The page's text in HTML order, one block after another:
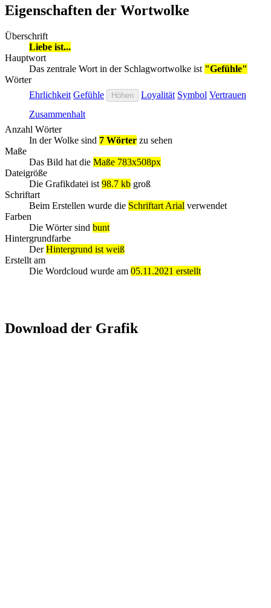
Eigenschaften der Wortwolke
Überschrift
Liebe ist...
Hauptwort
Das zentrale Wort in der Schlagwortwolke ist "Gefühle"
Wörter
Ehrlichkeit Gefühle Höhen Loyalität Symbol Vertrauen
Zusammenhalt
Anzahl Wörter
In der Wolke sind 7 Wörter zu sehen
Maße
Das Bild hat die Maße 783x508px
Dateigröße
Die Grafikdatei ist 98.7 kb groß
Schriftart
Beim Erstellen wurde die Schriftart Arial verwendet
Farben
Die Wörter sind bunt
Hintergrundfarbe
DerHintergrund ist weiß
Erstellt am
Die Wordcloud wurde am 05.11.2021 erstellt
Download der Grafik